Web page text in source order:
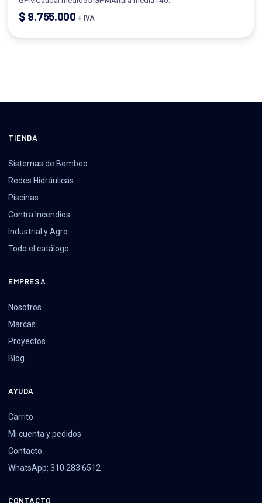
$ 9.755.000 + IVA
TIENDA
Sistemas de Bombeo
Redes Hidráulicas
Piscinas
Contra Incendios
Industrial y Agro
Todo el catálogo
EMPRESA
Nosotros
Marcas
Proyectos
Blog
AYUDA
Carrito
Mi cuenta y pedidos
Contacto
WhatsApp: 310 283 6512
CONTACTO